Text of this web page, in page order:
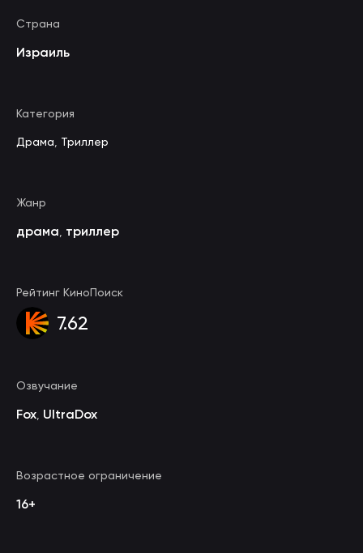
Страна
Израиль
Категория
Драма Триллер
Жанр
драма триллер
Рейтинг КиноПоиск
7.62
Озвучание
Fox UltraDox
Возрастное ограничение
16+